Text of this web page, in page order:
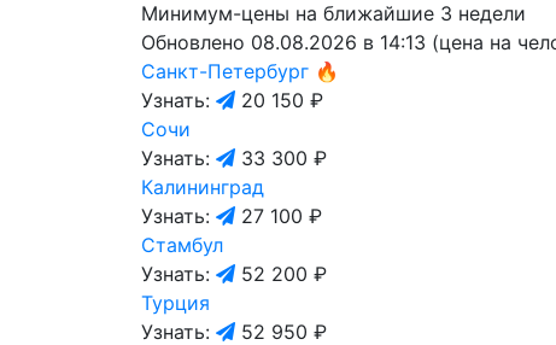
Минимум-цены на ближайшие 3 недели
Обновлено 08.08.2026 в 14:13 (цена на
Санкт-Петербург 🔥
Узнать:
20 150 ₽
Сочи
Узнать:
33 300 ₽
Калининград
Узнать:
27 100 ₽
Стамбул
Узнать:
52 200 ₽
Турция
Узнать:
52 950 ₽